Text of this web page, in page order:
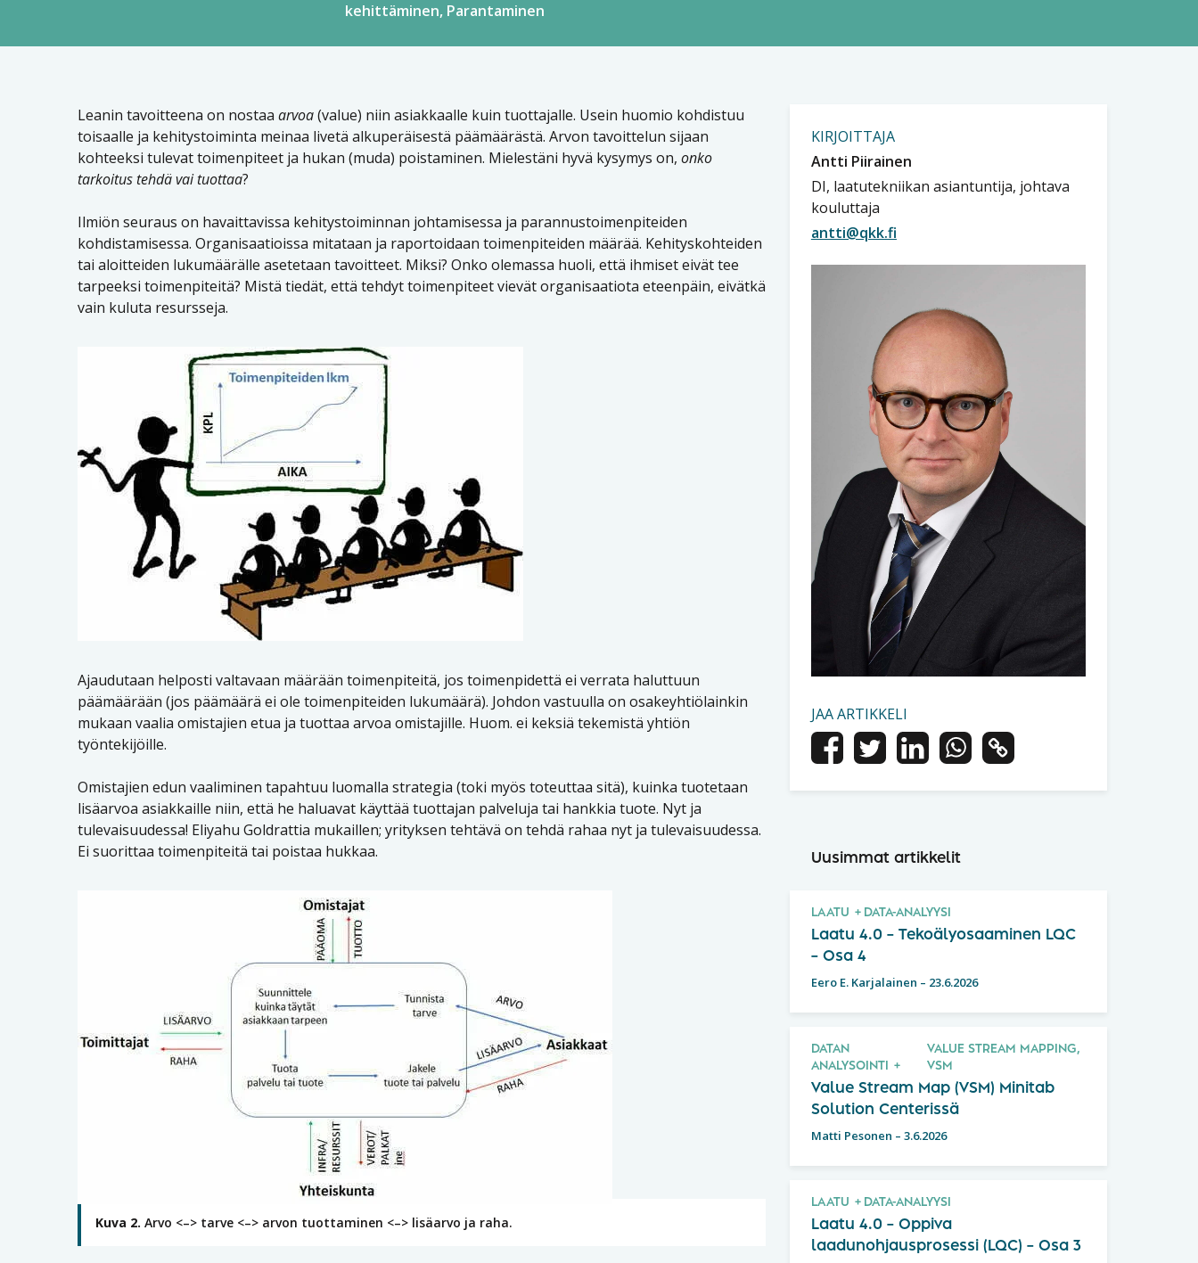
kehittäminen Parantaminen
Leanin tavoitteena on nostaa arvoa(value) niin asiakkaalle kuin tuottajalle. Usein huomio kohdistuu
toisaalle ja kehitystoiminta meinaa livetä alkuperäisestä päämäärästä. Arvon tavoittelun sijaan
kohteeksi tulevat toimenpiteet ja hukan (muda) poistaminen. Mielestäni hyvä kysymys on, onko
tarkoitus tehdä vai tuottaa?
Ilmiön seuraus on havaittavissa kehitystoiminnan johtamisessa ja parannustoimenpiteiden
kohdistamisessa. Organisaatioissa mitataan ja raportoidaan toimenpiteiden määrää. Kehityskohteiden
tai aloitteiden lukumäärälle asetetaan tavoitteet. Miksi? Onko olemassa huoli, että ihmiset eivät tee
tarpeeksi toimenpiteitä? Mistä tiedät, että tehdyt toimenpiteet vievät organisaatiota eteenpäin, eivätkä
vain kuluta resursseja.
Ajaudutaan helposti valtavaan määrään toimenpiteitä, jos toimenpidettä ei verrata haluttuun
päämäärään (jos päämäärä ei ole toimenpiteiden lukumäärä). Johdon vastuulla on osakeyhtiölainkin
mukaan vaalia omistajien etua ja tuottaa arvoa omistajille. Huom. ei keksiä tekemistä yhtiön
työntekijöille.
Omistajien edun vaaliminen tapahtuu luomalla strategia (toki myös toteuttaa sitä), kuinka tuotetaan
lisäarvoa asiakkaille niin, että he haluavat käyttää tuottajan palveluja tai hankkia tuote. Nyt ja
tulevaisuudessa! Eliyahu Goldrattia mukaillen; yrityksen tehtävä on tehdä rahaa nyt ja tulevaisuudessa.
Ei suorittaa toimenpiteitä tai poistaa hukkaa.
Kuva 2. Arvo <–> tarve <–> arvon tuottaminen <–> lisäarvo ja raha.
KIRJOITTAJA
Antti Piirainen
DI, laatutekniikan asiantuntija, johtava
kouluttaja
antti@qkk.fi
JAA ARTIKKELI
Uusimmat artikkelit
LAATU DATA-ANALYYSI
Laatu 4.0 – Tekoälyosaaminen LQC
– Osa 4
Eero E. Karjalainen – 23.6.2026
DATAN
ANALYSOINTI
VALUE STREAM MAPPING,
VSM
Value Stream Map (VSM) Minitab
Solution Centerissä
Matti Pesonen – 3.6.2026
LAATU DATA-ANALYYSI
Laatu 4.0 – Oppiva
laadunohjausprosessi (LQC) – Osa 3